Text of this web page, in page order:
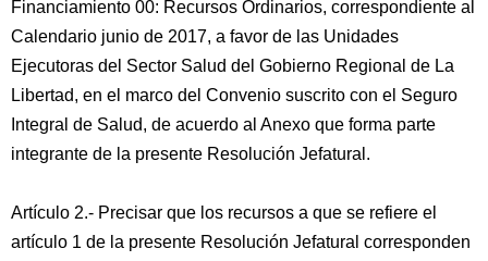
Financiamiento 00: Recursos Ordinarios, correspondiente al
Calendario junio de 2017, a favor de las Unidades
Ejecutoras del Sector Salud del Gobierno Regional de La
Libertad, en el marco del Convenio suscrito con el Seguro
Integral de Salud, de acuerdo al Anexo que forma parte
integrante de la presente Resolución Jefatural.
Artículo 2.- Precisar que los recursos a que se refiere el
artículo 1 de la presente Resolución Jefatural corresponden